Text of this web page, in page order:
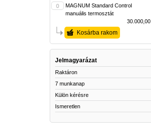
MAGNUM Standard Control
manuális termosztát
Kosárba rakom
Jelmagyarázat
Raktáron
7 munkanap
Külön kérésre
Ismeretlen